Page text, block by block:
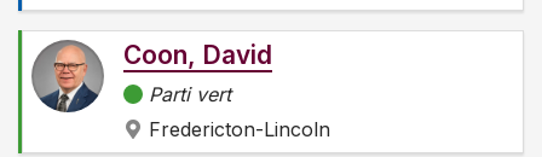
Coon, David
Parti vert
Fredericton-Lincoln